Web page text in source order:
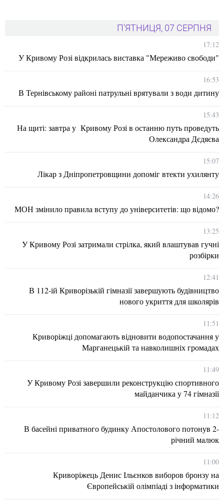
П'ЯТНИЦЯ, 07 СЕРПНЯ
17:12
У Кривому Розі відкрилась виставка "Мереживо свободи"
16:53
В Тернівському районі патрульні врятували з води дитину
15:43
На щиті: завтра у Кривому Розі в останню путь проведуть
Олександра Дєдяєва
15:07
Лікар з Дніпропетровщини допоміг втекти ухилянту
14:26
МОН змінило правила вступу до університетів: що відомо?
13:25
У Кривому Розі затримали стрілка, який влаштував гучні
розбірки
12:41
В 112-ій Криворізькій гімназії завершують будівництво
нового укриття для школярів
11:51
Криворіжці допомагають відновити водопостачання у
Марганецькій та навколишніх громадах
11:49
У Кривому Розі завершили реконструкцію спортивного
майданчика у 74 гімназії
11:12
В басейні приватного будинку Апостолового потонув 2-
річний малюк
11:00
Криворіжець Денис Ільєнков виборов бронзу на
Європейській олімпіаді з інформатики